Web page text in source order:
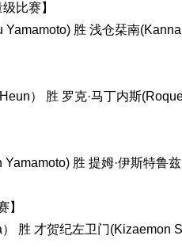
比赛】
Yamamoto) 胜 浅仓栞南
） 胜 罗克·马丁内斯
Yamamoto) 胜 提姆·伊斯特鲁
】
胜 才贺纪左卫门(Kizaemon